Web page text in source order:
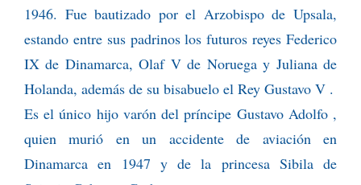
1946. Fue bautizado por el Arzobispo de Upsala,
estando entre sus padrinos los futuros reyes Federico
IX de Dinamarca, Olaf V de Noruega y Juliana de
Holanda, además de su bisabuelo el Rey Gustavo V .
Es el único hijo varón del príncipe Gustavo Adolfo ,
quien murió en un accidente de aviación en
Dinamarca en 1947 y de la princesa Sibila de